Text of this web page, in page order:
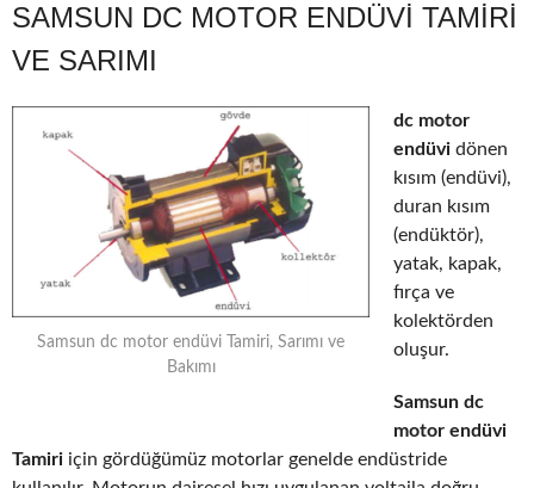
SAMSUN DC MOTOR ENDÜVI TAMIRI
VE SARIMI
Samsun dc motor endüvi Tamiri, Sarımı ve
Bakımı
dc motor
endüvi dönen
kısım (endüvi),
duran kısım
(endüktör),
yatak, kapak,
fırça ve
kolektörden
oluşur.
Samsun dc
motor endüvi
Tamiri için gördüğümüz motorlar genelde endüstride